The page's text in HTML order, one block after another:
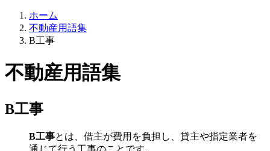
ホーム
不動産用語集
B工事
不動産用語集
B工事
B工事とは、借主が費用を負担し、貸主や指定業者を
通じて行う工事のことです。